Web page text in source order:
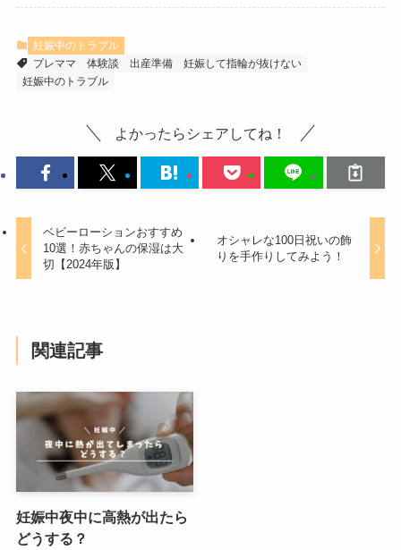
妊娠中のトラブル
プレママ
体験談 出産準備
妊娠して指輪が抜けない
妊娠中のトラブル
よかったらシェアしてね！
ベビーローションおすすめ
10選！赤ちゃんの保湿は大
切【2024年版】
オシャレな100日祝いの飾
りを手作りしてみよう！
関連記事
妊娠中夜中に高熱が出たら
どうする？